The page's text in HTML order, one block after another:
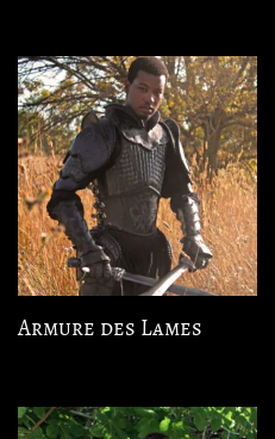
Armure des Lames